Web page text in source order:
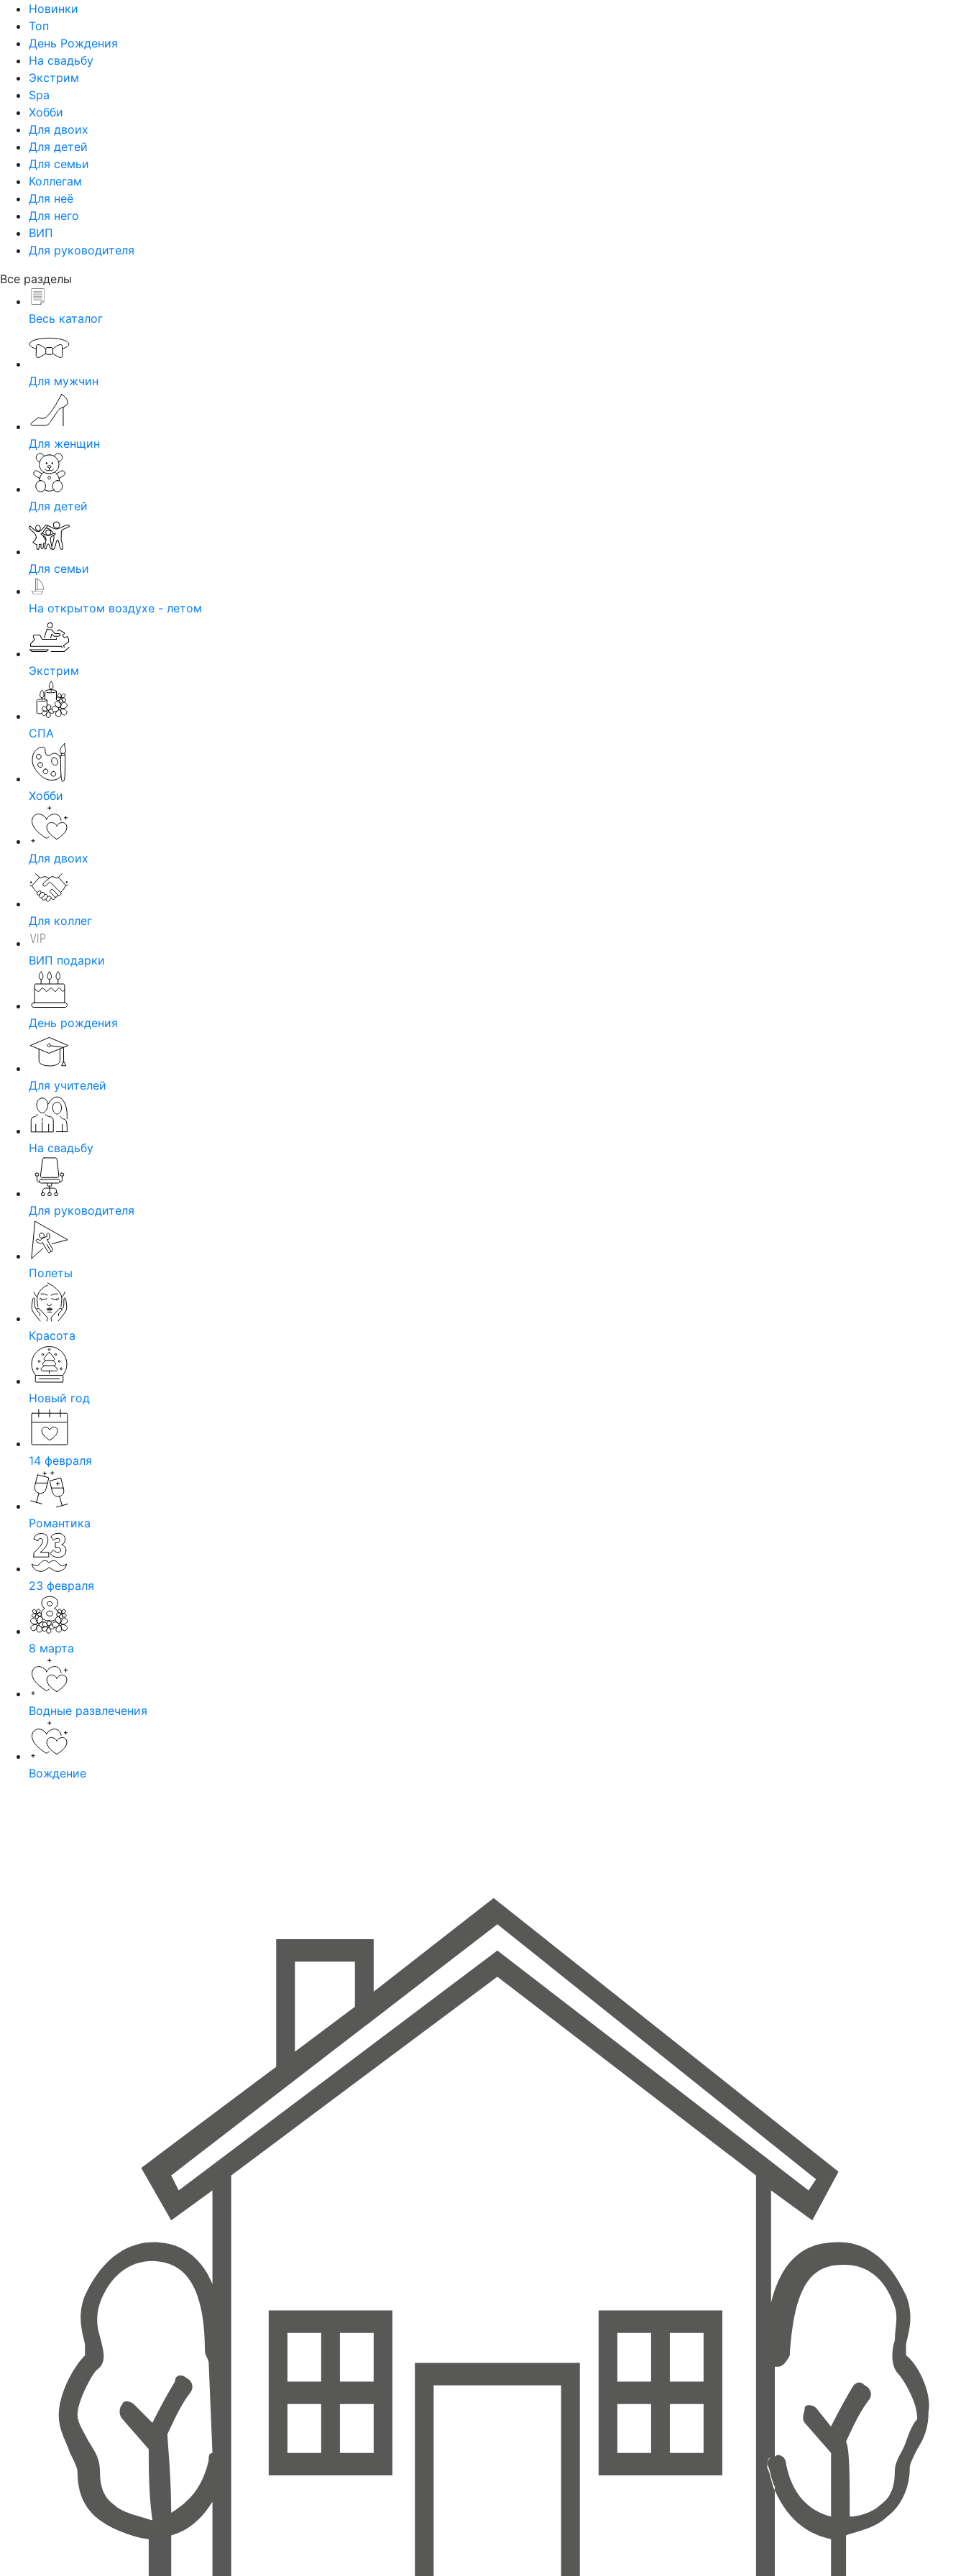
Новинки
Топ
День Рождения
На свадьбу
Экстрим
Spa
Хобби
Для двоих
Для детей
Для семьи
Коллегам
Для неё
Для него
ВИП
Для руководителя
Все разделы
Весь каталог
Для мужчин
Для женщин
Для детей
Для семьи
На открытом воздухе - летом
Экстрим
СПА
Хобби
Для двоих
Для коллег
ВИП подарки
День рождения
Для учителей
На свадьбу
Для руководителя
Полеты
Красота
Новый год
14 февраля
Романтика
23 февраля
8 марта
Водные развлечения
Вождение